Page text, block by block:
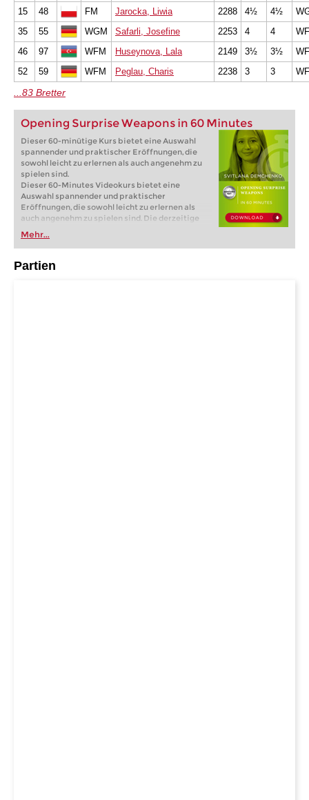
15
48 FM Jarocka, Liwia 2288 4½ 4½
35
55 WGM Safarli, Josefine 2253 4 4
46
97 WFM Huseynova, Lala 2149 3½ 3½
52
59 WFM Peglau, Charis 2238 3 3
...83 Bretter
Opening Surprise Weapons in 60 Minutes
Dieser 60-minütige Kurs bietet eine Auswahl
spannender und praktischer Eröffnungen, die
sowohl leicht zu erlernen als auch angenehm zu
spielen sind.
Dieser 60-Minutes Videokurs bietet eine
Auswahl spannender und praktischer
Eröffnungen, die sowohl leicht zu erlernen als
auch angenehm zu spielen sind. Die derzeitige
sein, daher kann die Erkundung weniger
konventioneller Optionen eine neue Vielfalt in
Ihre Partien bringen. Obwohl es sich nicht um ein
vollständiges Repertoire handelt, decken die
Mehr...
Partien